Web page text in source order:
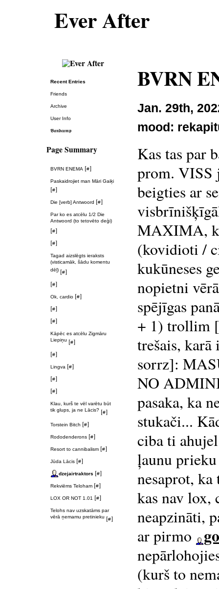
Ever After
Recent Entries
Friends
Archive
User Info
𝕭𝖆𝖓𝖉𝖈𝖆𝖒𝖕
Page Summary
BVRN ENEMA [#]
Paskaidrojiet man Māri Gaiķi
[#]
Die [verb] Antwoord [#]
Par ko es atcēlu 1/2 Die
Antwoord (to tetovēto deģi)
[#]
[#]
Tagad aizslēgts ieraksts
(visticamāk, šādu komentu
dēļ) [#]
[#]
Ok, cardio [#]
[#]
[#]
Kāpēc es atcēlu Zigmāru
Liepiņu [#]
[#]
Lingva [#]
[#]
[#]
Klau, kurš te vēl varētu būt
tik glups, ja ne Lācis? [#]
Torstein Bitch [#]
Rododenderons [#]
Resort to cannibalism [#]
Jūda Lācis [#]
dzejairtraktors [#]
Rekviēms Teloham [#]
LOX OR NOT 1.01 [#]
Telohs nav uzskatāms par
vērā ņemamu pretinieku [#]
BVRN
Jan. 29th,
mood:
Kas tas par
prom. VISS
beigties ar
MAXIMA,
(kovidioti /
kukūneses
nopietni
spējīgas
+ 1) trollim
trešais, karā
sorrz]:
NO
pasaka, ka
stukači...
ciba ti
ļaunu prieku
nesaprot,
kas nav lox,
neapzināti,
ar pirmo
(kurš to